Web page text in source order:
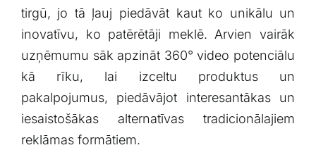
tirgū, jo tā ļauj piedāvāt kaut ko unikālu un
inovatīvu, ko patērētāji meklē. Arvien vairāk
uzņēmumu sāk apzināt ‌360°⁢ video potenciālu
kā rīku, lai izceltu produktus un
pakalpojumus, piedāvājot interesantākas un⁤
iesaistošākas alternatīvas tradicionālajiem
reklāmas formātiem.